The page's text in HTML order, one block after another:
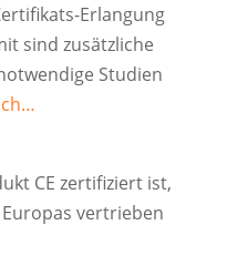
Erlangung
sind zusätzliche
Studien
CE zertifiziert ist,
vertrieben